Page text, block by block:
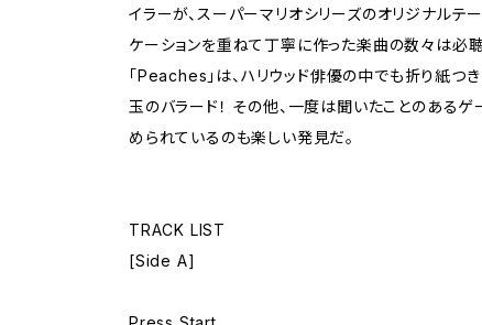
イラーが、スーパーマリオシリーズのオリジナル
ケーションを重ねて丁寧に作った楽曲の数々は必
「Peaches」は、ハリウッド俳優の中でも折り紙つ
玉のバラード！ その他、⼀度は聞いたことのある
められているのも楽しい発見だ。
TRACK LIST
[Side A]